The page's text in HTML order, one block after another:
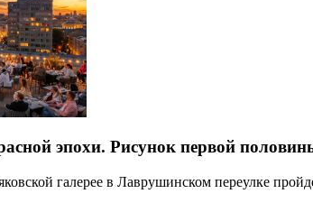
эпохи. Рисунок первой
галерее в Лаврушинском переулке